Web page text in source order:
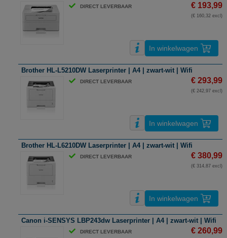
DIRECT LEVERBAAR € 193,99
(€ 160,32 excl)
In winkelwagen
Brother HL-L5210DW Laserprinter | A4 | zwart-wit | Wifi
DIRECT LEVERBAAR € 293,99
(€ 242,97 excl)
In winkelwagen
Brother HL-L6210DW Laserprinter | A4 | zwart-wit | Wifi
DIRECT LEVERBAAR € 380,99
(€ 314,87 excl)
In winkelwagen
Canon i-SENSYS LBP243dw Laserprinter | A4 | zwart-wit | Wifi
DIRECT LEVERBAAR € 260,99